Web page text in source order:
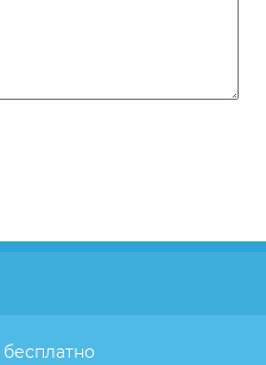
бесплатно